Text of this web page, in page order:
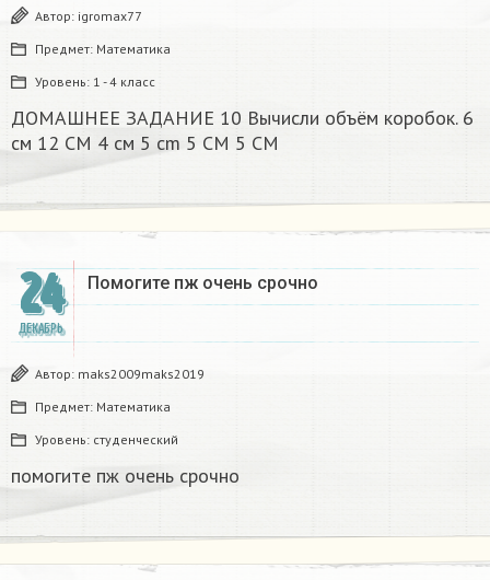
Автор: igromax77
Предмет: Математика
Уровень: 1 - 4 класс
ДОМАШНЕЕ ЗАДАНИЕ 10 Вычисли объём коробок. 6
см 12 CM 4 см 5 cm 5 CM 5 CM​
24
ДЕКАБРЬ
Помогите пж очень срочно​
Автор: maks2009maks2019
Предмет: Математика
Уровень: студенческий
помогите пж очень срочно​